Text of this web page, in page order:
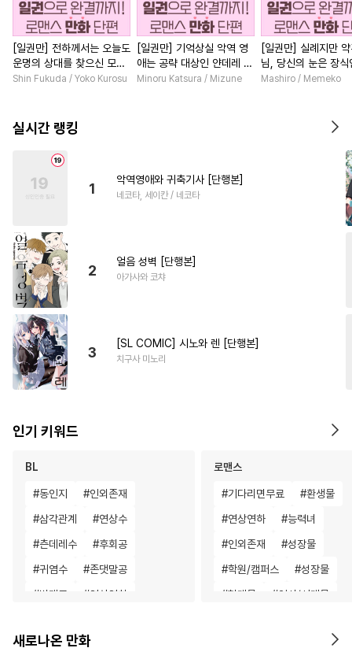
[일권만] 전하께서는 오늘도
운명의 상대를 찾으신 모양
이네요 (웃음) [단행본]
Shin Fukuda / Yoko Kurosu
[일권만] 기억상실 악역 영
애는 공략 대상인 얀데레 의
붓 오라버니에게서 도망칠
Minoru Katsura / Mizune
[일권만] 실례지만
님, 당신의 눈은 장식
요? [단행본]
Mashiro / Memeko
실시간 랭킹
1
악역영애와 귀축기사 [단행본]
네코타, 세이칸 / 네코타
2
얼음 성벽 [단행본]
아가사와 코챠
3
[SL COMIC] 시노와 렌 [단행본]
치구사 미노리
인기 키워드
BL
#동인지 #인외존재
#삼각관계 #연상수
#츤데레수 #후회공
#귀염수 #존댓말공
#변태공 #연상연하
#리맨물 #시리어스
로맨스
#기다리면무료 #환생물
#연상연하 #능력녀
#인외존재 #성장물
#학원/캠퍼스 #성장물
#현대물 #역사/시대물
첫사
새로나온 만화